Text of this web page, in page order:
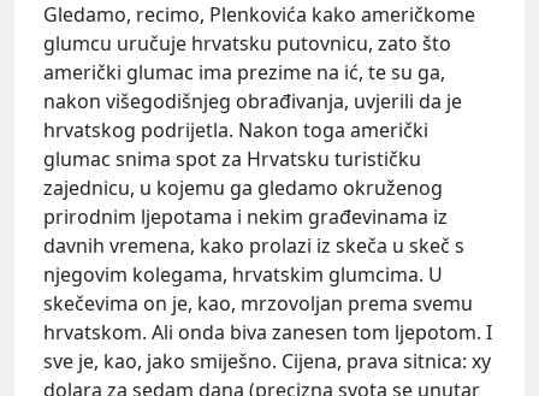
Gledamo, recimo, Plenkovića kako američkome
glumcu uručuje hrvatsku putovnicu, zato što
američki glumac ima prezime na ić, te su ga,
nakon višegodišnjeg obrađivanja, uvjerili da je
hrvatskog podrijetla. Nakon toga američki
glumac snima spot za Hrvatsku turističku
zajednicu, u kojemu ga gledamo okruženog
prirodnim ljepotama i nekim građevinama iz
davnih vremena, kako prolazi iz skeča u skeč s
njegovim kolegama, hrvatskim glumcima. U
skečevima on je, kao, mrzovoljan prema svemu
hrvatskom. Ali onda biva zanesen tom ljepotom. I
sve je, kao, jako smiješno. Cijena, prava sitnica: xy
dolara za sedam dana (precizna svota se unutar